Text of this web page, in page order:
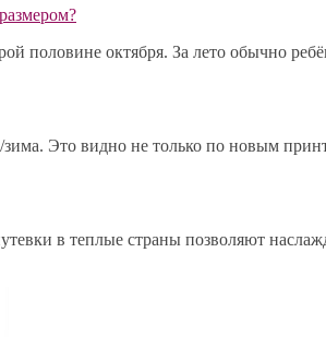
половине октября. За лето обычно
Это видно не только по новым
в теплые страны позволяют